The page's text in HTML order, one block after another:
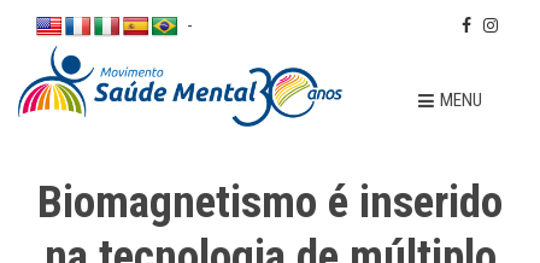
-
MENU
Biomagnetismo é inserido